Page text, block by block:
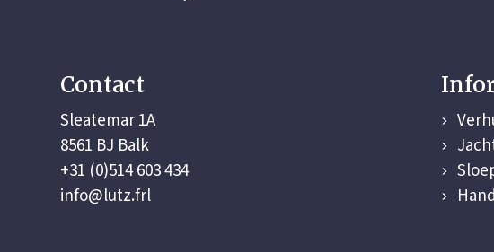
Contact
Sleatemar 1A
8561 BJ Balk
+31 (0)514 603 434
info@lutz.frl